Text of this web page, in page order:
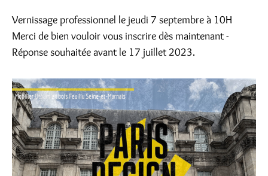
Vernissage professionnel le jeudi 7 septembre à 10H
Merci de bien vouloir vous inscrire dès maintenant -
Réponse souhaitée avant le 17 juillet 2023.